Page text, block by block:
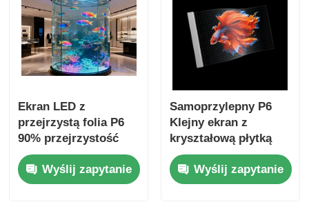
Ekran LED z
przejrzystą folia P6
90% przejrzystość
Elastyczny
wyświetlacz do
centrów handlowych
Wyślij zapytanie
Samoprzylepny P6
Klejny ekran z
kryształową płytką
LED 240mmx1000mm
Łatwo zainstalować
przejrzysty panel
Wyślij zapytanie